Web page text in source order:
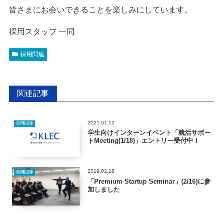
皆さまにお会いできることを楽しみにしています。
採用スタッフ 一同
採用関連
関連記事
採用関連 2021.01.12
学生向けインターンイベント「就活サポー
トMeeting(1/18)」エントリー受付中！
採用関連 2019.02.18
「Premium Startup Seminar」(2/16)に参
加しました